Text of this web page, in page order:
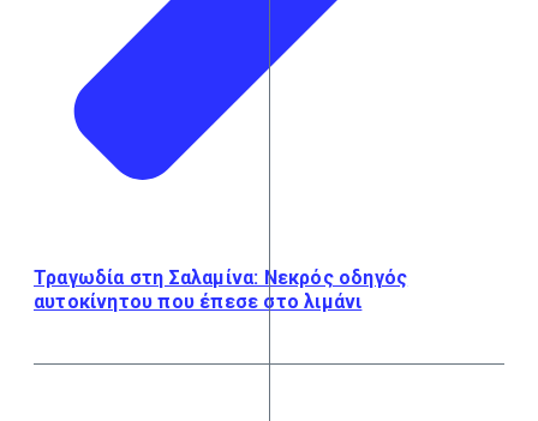
Τραγωδία στη Σαλαμίνα: Νεκρός οδηγός
αυτοκίνητου που έπεσε στο λιμάνι